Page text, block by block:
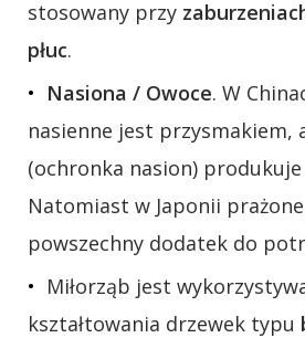
stosowany przy
płuc.
Nasiona / Owoce. W
nasienne jest przysmakiem,
(ochronka nasion) produkuje
Natomiast w Japonii
powszechny dodatek do
Miłorząb jest
kształtowania drzewek typu